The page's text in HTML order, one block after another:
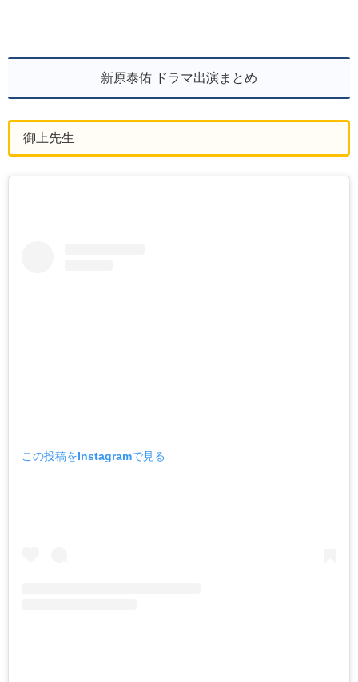
新原泰佑 ドラマ出演まとめ
御上先生
この投稿をInstagramで見る